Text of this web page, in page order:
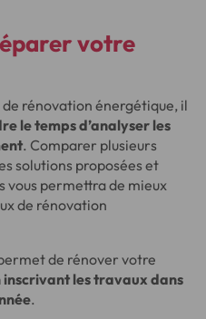
votre
rénovation énergétique, il
le temps d’analyser les
. Comparer plusieurs
solutions proposées et
vous permettra de mieux
de rénovation
de rénover votre
inscrivant les travaux dans
.